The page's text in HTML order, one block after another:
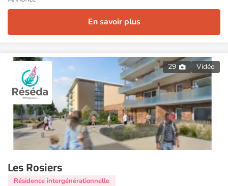
En savoir plus
29 Vidéo
Les Rosiers
Résidence intergénérationnelle